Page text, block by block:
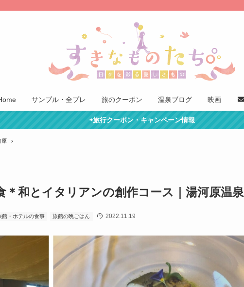
サンプル・全プレ 旅のクーポン 温泉ブログ 映画
⇨旅行クーポン・キャンペーン情報
原
＊和とイタリアンの創作コース｜湯河原温泉
館・ホテルの食事 旅館の晩ごはん 2022.11.19